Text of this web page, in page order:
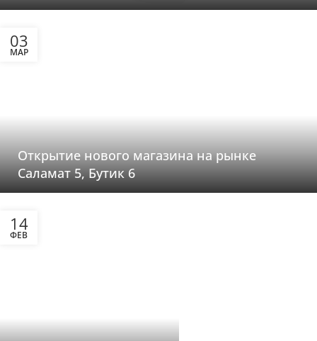
03
МАР
Открытие нового магазина на рынке
Саламат 5, Бутик 6
14
ФЕВ